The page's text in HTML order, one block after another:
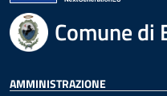
Comune di
AMMINISTRAZIONE